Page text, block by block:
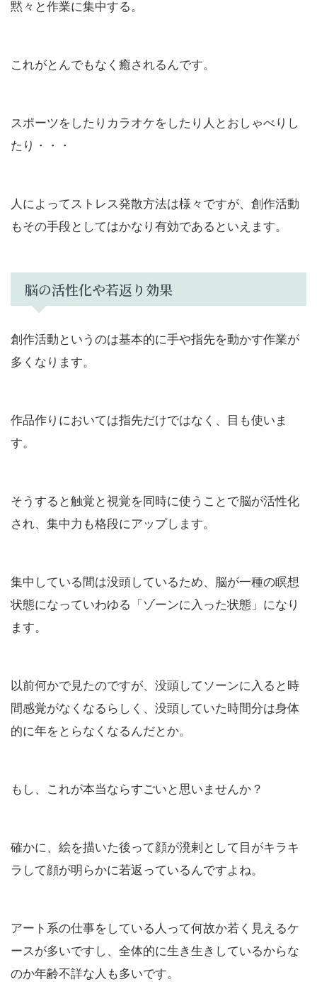
黙々と作業に集中する。
これがとんでもなく癒されるんです。
スポーツをしたりカラオケをしたり人とおしゃべりし
たり・・・
人によってストレス発散方法は様々ですが、創作活動
もその手段としてはかなり有効であるといえます。
脳の活性化や若返り効果
創作活動というのは基本的に手や指先を動かす作業が
多くなります。
作品作りにおいては指先だけではなく、目も使いま
す。
そうすると触覚と視覚を同時に使うことで脳が活性化
され、集中力も格段にアップします。
集中している間は没頭しているため、脳が一種の瞑想
状態になっていわゆる「ゾーンに入った状態」になり
ます。
以前何かで見たのですが、没頭してソーンに入ると時
間感覚がなくなるらしく、没頭していた時間分は身体
的に年をとらなくなるんだとか。
もし、これが本当ならすごいと思いませんか？
確かに、絵を描いた後って顔が溌剌として目がキラキ
ラして顔が明らかに若返っているんですよね。
アート系の仕事をしている人って何故か若く見えるケ
ースが多いですし、全体的に生き生きしているからな
のか年齢不詳な人も多いです。